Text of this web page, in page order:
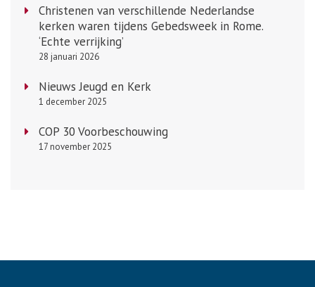
Christenen van verschillende Nederlandse
kerken waren tijdens Gebedsweek in Rome.
‘Echte verrijking’
28 januari 2026
Nieuws Jeugd en Kerk
1 december 2025
COP 30 Voorbeschouwing
17 november 2025